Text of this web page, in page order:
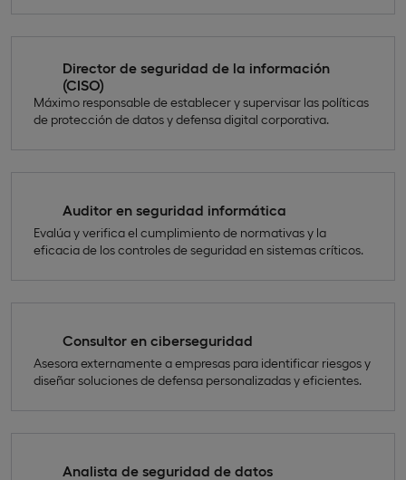
Director de seguridad de la información
(CISO)
Máximo responsable de establecer y supervisar las políticas
de protección de datos y defensa digital corporativa.
Auditor en seguridad informática
Evalúa y verifica el cumplimiento de normativas y la
eficacia de los controles de seguridad en sistemas críticos.
Consultor en ciberseguridad
Asesora externamente a empresas para identificar riesgos y
diseñar soluciones de defensa personalizadas y eficientes.
Analista de seguridad de datos